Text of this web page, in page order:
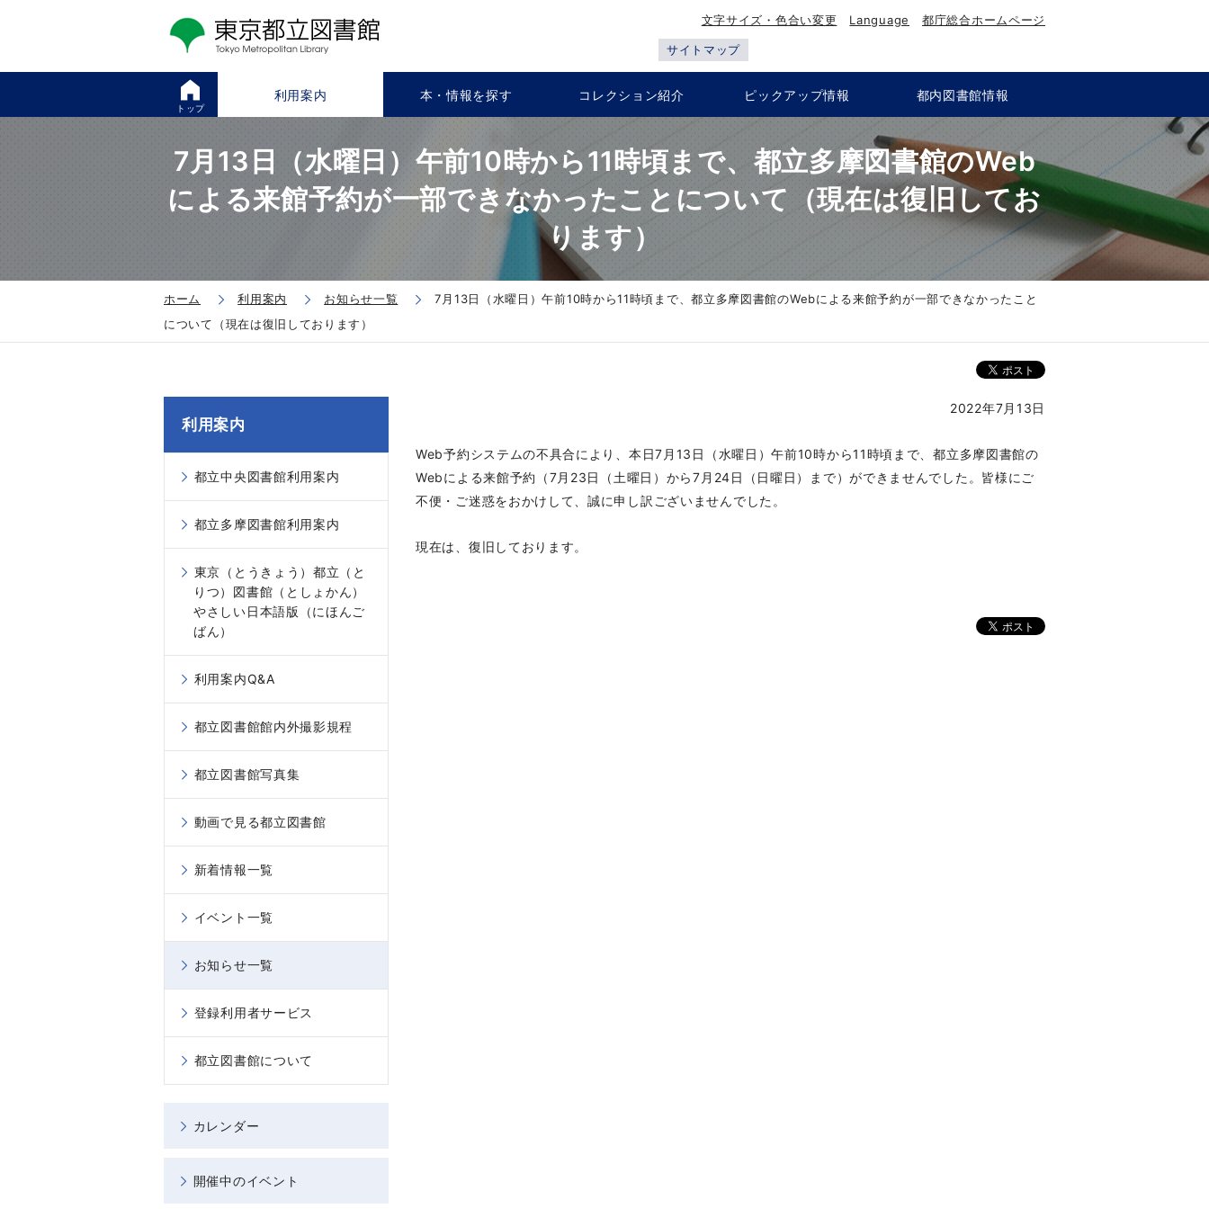
文字サイズ・色合い変更 Language 都庁総合ホームページ
サイトマップ
トップ
利用案内 本・情報を探す コレクション紹介 ピックアップ情報 都内図書館情報
7月13日（水曜日）午前10時から11時頃まで、都立多摩図書館のWeb
による来館予約が一部できなかったことについて（現在は復旧してお
ります）
ホーム 利用案内 お知らせ一覧
7月13日（水曜日）午前10時から11時頃まで、都立多摩図書館のWebによる来館予約が一部できなかったこと
について（現在は復旧しております）
2022年7月13日
Web予約システムの不具合により、本日7月13日（水曜日）午前10時から11時頃まで、都立多摩図書館の
Webによる来館予約（7月23日（土曜日）から7月24日（日曜日）まで）ができませんでした。皆様にご
不便・ご迷惑をおかけして、誠に申し訳ございませんでした。
現在は、復旧しております。
利用案内
都立中央図書館利用案内
都立多摩図書館利用案内
東京（とうきょう）都立（と
りつ）図書館（としょかん）
やさしい日本語版（にほんご
ばん）
利用案内Q&A
都立図書館館内外撮影規程
都立図書館写真集
動画で見る都立図書館
新着情報一覧
イベント一覧
お知らせ一覧
登録利用者サービス
都立図書館について
カレンダー
開催中のイベント